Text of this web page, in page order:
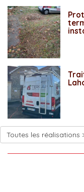
Toutes les réalisations